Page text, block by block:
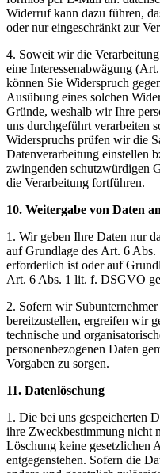
Widerruf kann dazu führen,
oder nur eingeschränkt zur
4. Soweit wir die
eine Interessenabwägung
können Sie Widerspruch
Ausübung eines solchen
Gründe, weshalb wir Ihre
uns durchgeführt verarbeiten
Widerspruchs prüfen wir die
Datenverarbeitung einstellen
zwingenden schutzwürdigen
die Verarbeitung fortführen.
10. Weitergabe von Daten
1. Wir geben Ihre Daten nur
auf Grundlage des Art. 6
erforderlich ist oder auf
Art. 6 Abs. 1 lit. f. DSGVO
2. Sofern wir
bereitzustellen, ergreifen wir
technische und
personenbezogenen Daten
Vorgaben zu sorgen.
11. Datenlöschung
1. Die bei uns gespeicherten
ihre Zweckbestimmung nicht
Löschung keine gesetzlichen
entgegenstehen. Sofern die